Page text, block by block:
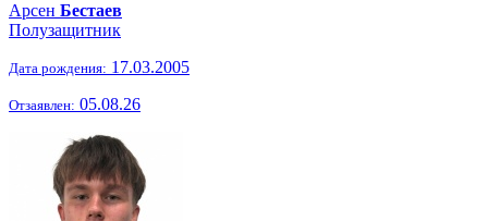
Арсен Бестаев
Полузащитник
Дата рождения: 17.03.2005
Отзаявлен: 05.08.26